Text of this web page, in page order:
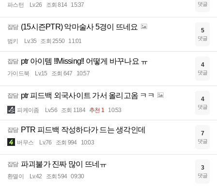
파스턴 Lv.26 조회 814 15:37 댓글
잡담 (15시즌PTR) 악마술사 5경이 뜨네요
범키 Lv.35 조회 2550 11:01
5
댓글
잡담 ptr 아이템 !!Missing!! 어떻게 바꾸나요 ㅠ
가이드북 Lv.15 조회 647 10:57
4
댓글
잡담 ptr 피드백 외국사이트 가서 올리고옴 ㅋㅋ
피케이좀 Lv.56 조회 1184 추천 1 10:53
4
댓글
잡담 PTR 피드백 작성하다가 드는 생각인데
버무스 Lv.76 조회 994 10:03
7
댓글
잡담 파괴불가 진짜 많이 뜨네ㅠ
환멸이 Lv.42 조회 594 09:30
3
댓글